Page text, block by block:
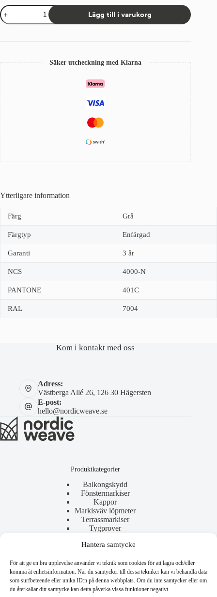
Hantera samtycke
För att ge en bra upplevelse använder vi teknik som cookies för att lagra och/eller
komma åt enhetsinformation. När du samtycker till dessa tekniker kan vi behandla data
som surfbeteende eller unika ID:n på denna webbplats. Om du inte samtycker eller om
du återkallar ditt samtycke kan detta påverka vissa funktioner negativt.
Väv
till
fönstermarkis
Lägg till i varukorg
Säker utcheckning med Klarna
Ytterligare information
Färg Grå
Färgtyp Enfärgad
Garanti 3 år
NCS 4000-N
PANTONE 401C
RAL 7004
Kom i kontakt med oss
Adress:
Västberga Allé 26, 126 30 Hägersten
E-post:
hello@nordicweave.se
Produktkategorier
Balkongskydd
Fönstermarkiser
Kappor
Markisväv löpmeter
Terrassmarkiser
Tygprover
Användbara länkar
Allmänna villkor
Reklamation